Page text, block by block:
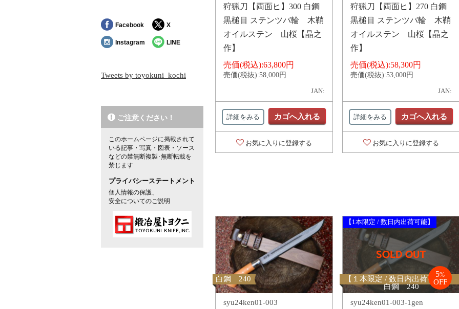
狩猟刀【両面ヒ】300 白鋼
黒槌目 ステンツバ輪 木鞘
オイルステン 山桜【晶之
作】
売価(税込):63,800円
売価(税抜):58,000円
JAN:
詳細をみる カゴへ入れる
お気に入りに登録する
狩猟刀【両面ヒ】270 白鋼
黒槌目 ステンツバ輪 木鞘
オイルステン 山桜【晶之
作】
売価(税込):58,300円
売価(税抜):53,000円
JAN:
詳細をみる カゴへ入れる
お気に入りに登録する
白鋼 240
syu24ken01-003
【1本限定 / 数日内出荷可能】
【１本限定 / 数日内出荷可能】
白鋼 240
5%
OFF
syu24ken01-003-1gen
Facebook X
Instagram LINE
Tweets by toyokuni_kochi
ご注意ください！
このホームページに掲載されて
いる記事・写真・図表・ソース
などの禁無断複製･無断転載を
禁じます
プライバシーステートメント
個人情報の保護、
安全についてのご説明